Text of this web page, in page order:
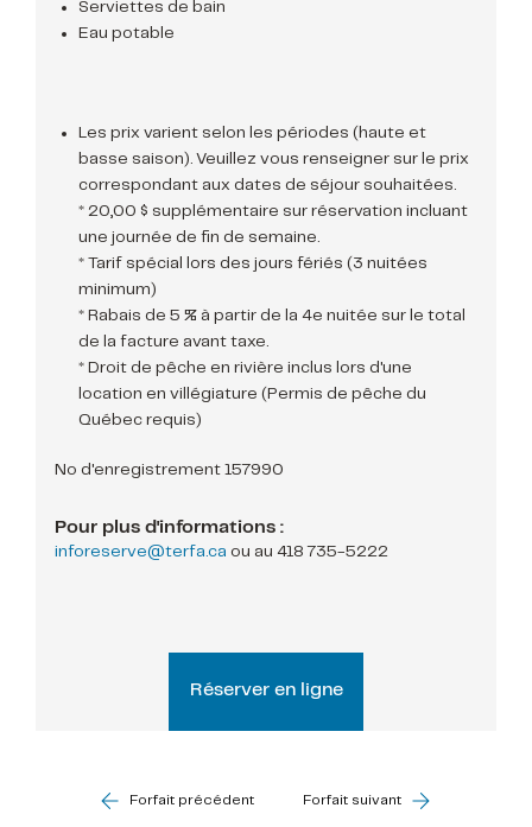
Serviettes de bain
Eau potable
Les prix varient selon les périodes (haute et
basse saison). Veuillez vous renseigner sur le prix
correspondant aux dates de séjour souhaitées.
* 20,00 $ supplémentaire sur réservation incluant
une journée de fin de semaine.
* Tarif spécial lors des jours fériés (3 nuitées
minimum)
* Rabais de 5 % à partir de la 4e nuitée sur le total
de la facture avant taxe.
* Droit de pêche en rivière inclus lors d'une
location en villégiature (Permis de pêche du
Québec requis)
No d'enregistrement 157990
Pour plus d'informations :
inforeserve@terfa.ca ou au 418 735-5222
Réserver en ligne
Forfait précédent Forfait suivant